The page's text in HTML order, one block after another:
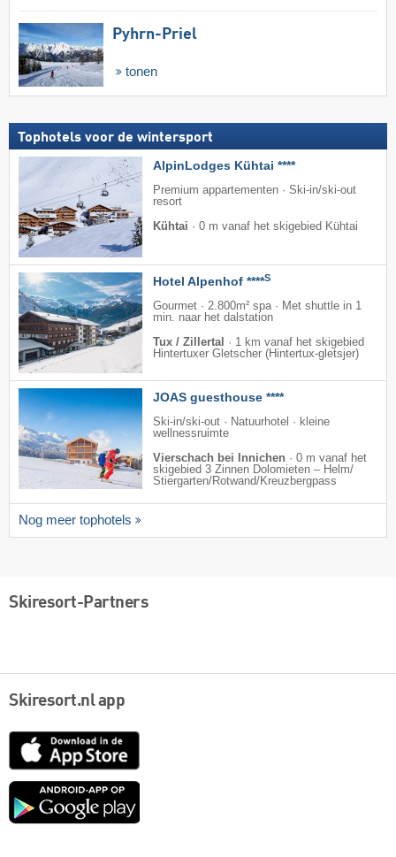
Pyhrn-Priel
tonen
Tophotels voor de wintersport
AlpinLodges Kühtai ****
Premium appartementen · Ski-in/ski-out
resort
Kühtai · 0 m vanaf het skigebied Kühtai
Hotel Alpenhof ****S
Gourmet · 2.800m² spa · Met shuttle in 1
min. naar het dalstation
Tux / Zillertal
· 1 km vanaf het skigebied
Hintertuxer Gletscher (Hintertux-gletsjer)
JOAS guesthouse ****
Ski-in/ski-out · Natuurhotel · kleine
wellnessruimte
Vierschach bei Innichen · 0 m vanaf het
skigebied 3 Zinnen Dolomieten – Helm/​
Stiergarten/​Rotwand/​Kreuzbergpass
Nog meer tophotels
Skiresort-Partners
Skiresort.nl app